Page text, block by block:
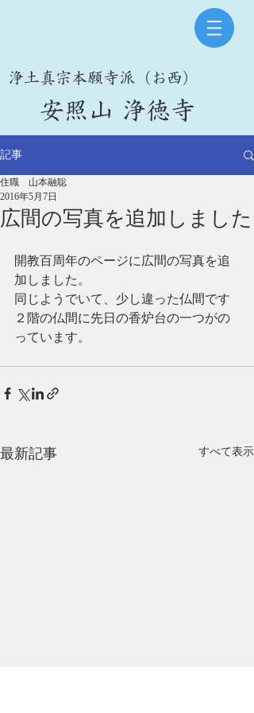
​浄土真宗本願寺派（お西）
​安照山 浄徳寺
記事
広間の写真を追加しました
住職 山本融聡
2016年5月7日
開教百周年のページに広間の写真を追
加しました。
同じようでいて、少し違った仏間です
２階の仏間に先日の香炉台の一つがの
っています。
最新記事 すべて表示